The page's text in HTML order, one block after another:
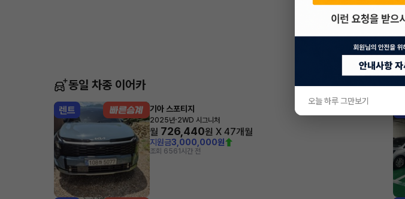
동일 차종 이어카
렌트 기아 스포티지
2025년·2WD 시그니처
월 726,440원 X 47개월
지원금3,000,000원
조회 6561시간 전
오늘 하루 그만보기